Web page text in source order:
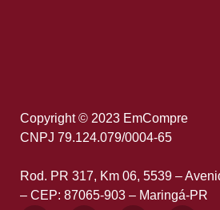
Copyright © 2023 EmCompre
CNPJ 79.124.079/0004-65
Rod. PR 317, Km 06, 5539 –
– CEP: 87065-903 – Maringá-PR